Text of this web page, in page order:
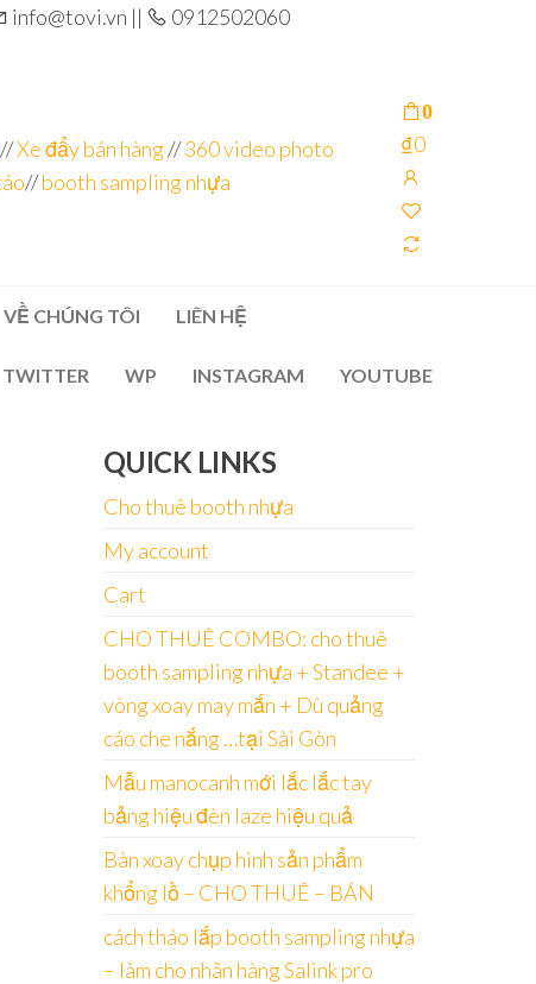
info@tovi.vn || 0912502060
//Xe đẩy bán hàng//360 video photo
//booth sampling nhựa
0
₫0
VỀ CHÚNG TÔI LIÊN HỆ
TWITTER WP INSTAGRAM YOUTUBE
QUICK LINKS
Cho thuê booth nhựa
My account
Cart
CHO THUÊ COMBO: cho thuê
booth sampling nhựa + Standee +
vòng xoay may mắn + Dù quảng
cáo che nắng …tại Sài Gòn
Mẫu manocanh mới lắc lắc tay
bảng hiệu đèn laze hiệu quả
Bàn xoay chụp hình sản phẩm
khổng lồ – CHO THUÊ – BÁN
cách tháo lắp booth sampling nhựa
– làm cho nhãn hàng Salink pro